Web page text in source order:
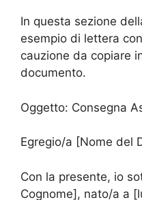
In questa sezione
esempio di lettera
cauzione da copiare
documento.
Oggetto: Consegna
Egregio/a [Nome del
Con la presente, io
Cognome], nato/a a